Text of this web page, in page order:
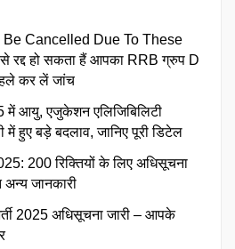
Cancelled Due To These
रद्द हो सकता हैं आपका RRB ग्रुप D
कर लें जांच
में आयु, एजुकेशन एलिजिबिलिटी
में हुए बड़े बदलाव, जानिए पूरी डिटेल
200 रिक्तियों के लिए अधिसूचना
अन्य जानकारी
2025 अधिसूचना जारी – आपके